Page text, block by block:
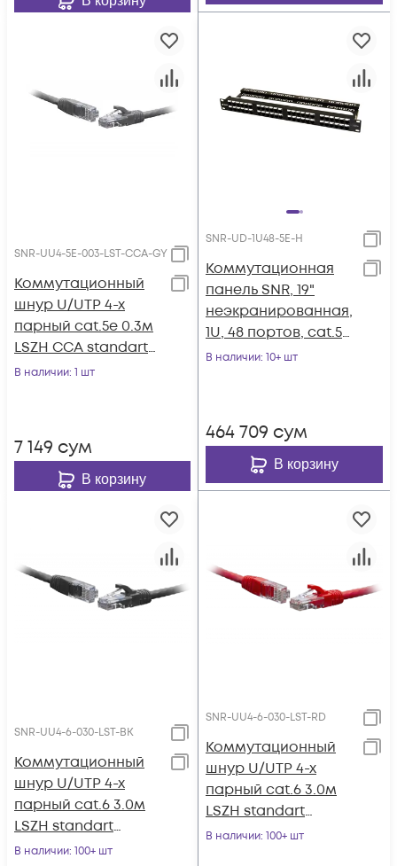
SNR-UU4-5E-003-LST-CCA-GY
Коммутационный
шнур U/UTP 4-х
парный cat.5e 0.3м
LSZH CCA standart
серый
В наличии: 1 шт
7 149 сум
В корзину
SNR-UD-1U48-5E-H
Коммутационная
панель SNR, 19"
неэкранированная,
1U, 48 портов, cat.5e,
горизонтальная
В наличии: 10+ шт
464 709 сум
В корзину
SNR-UU4-6-030-LST-BK
Коммутационный
шнур U/UTP 4-х
парный cat.6 3.0м
LSZH standart
чёрный
В наличии: 100+ шт
SNR-UU4-6-030-LST-RD
Коммутационный
шнур U/UTP 4-х
парный cat.6 3.0м
LSZH standart
красный
В наличии: 100+ шт